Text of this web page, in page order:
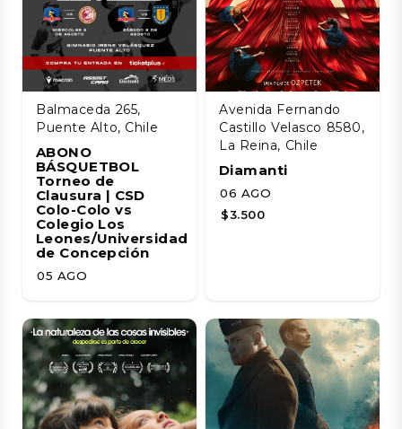
Balmaceda 265,
Puente Alto, Chile
ABONO
BÁSQUETBOL
Torneo de
Clausura | CSD
Colo-Colo vs
Colegio Los
Leones/Universidad
de Concepción
05 AGO
Avenida Fernando
Castillo Velasco 8580,
La Reina, Chile
Diamanti
06 AGO
$3.500